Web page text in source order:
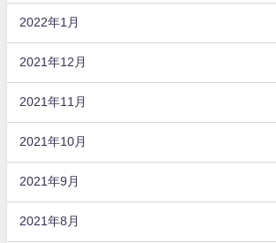
2022年1月
2021年12月
2021年11月
2021年10月
2021年9月
2021年8月